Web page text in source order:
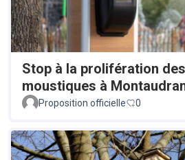
Stop à la prolifération des
moustiques à
Proposition officielle 0